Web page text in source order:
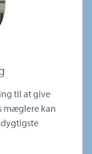
til at give
mæglere kan